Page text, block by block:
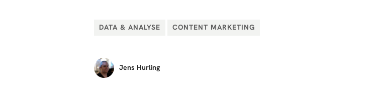
DATA & ANALYSE CONTENT MARKETING
Jens Hurling